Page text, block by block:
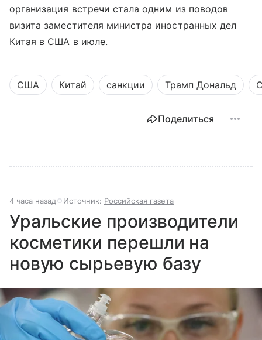
организация встречи стала одним из поводов
визита заместителя министра иностранных дел
Китая в США в июле.
США Китай санкции Трамп Дональд
Поделиться
4 часа назад Источник: Российская газета
Уральские производители
косметики перешли на
новую сырьевую базу